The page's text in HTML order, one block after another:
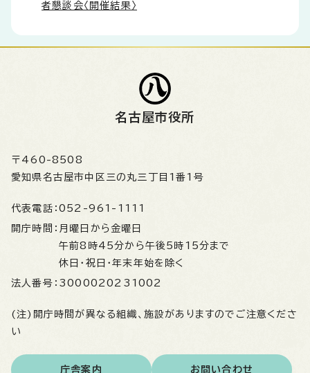
者懇談会〈開催結果〉
名古屋市役所
〒460-8508
愛知県名古屋市中区三の丸三丁目1番1号
代表電話： 052-961-1111
開庁時間： 月曜日から金曜日
午前8時45分から午後5時15分まで
休日・祝日・年末年始を除く
法人番号： 3000020231002
(注)開庁時間が異なる組織、施設がありますのでご注意くださ
い
庁舎案内 お問い合わせ